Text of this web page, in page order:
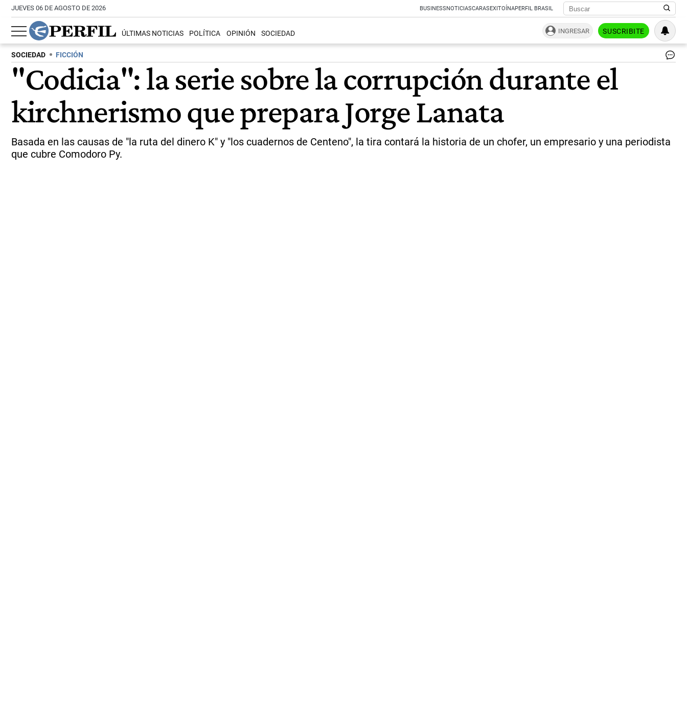
JUEVES 06 DE AGOSTO DE 2026 BUSINESSNOTICIASCARASEXITOÍNAPERFIL BRASIL
ÚLTIMAS NOTICIAS POLÍTICA OPINIÓN SOCIEDAD INGRESAR SUSCRIBITE
SOCIEDAD FICCIÓN
"Codicia": la serie sobre la corrupción durante el
kirchnerismo que prepara Jorge Lanata
Basada en las causas de "la ruta del dinero K" y "los cuadernos de Centeno", la tira contará la historia de un chofer, un empresario y una periodista
que cubre Comodoro Py.